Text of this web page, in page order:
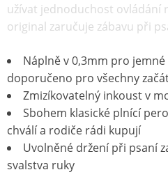
užívat jednoduchost ovládání
original zaručuje zábavu při
Náplně v 0,3mm pro
doporučeno pro všechny
Zmizíkovatelný inkoust v
Sbohem klasické plnící
chválí a rodiče rádi kupují
Uvolněné držení při psaní
svalstva ruky